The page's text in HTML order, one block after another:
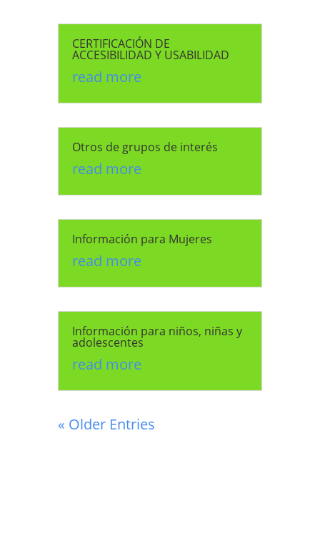
CERTIFICACIÓN DE
ACCESIBILIDAD Y USABILIDAD
read more
Otros de grupos de interés
read more
Información para Mujeres
read more
Información para niños, niñas y
adolescentes
read more
« Older Entries